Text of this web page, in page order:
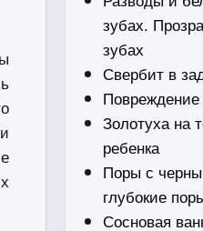
зубах.
зубах
Свербит в
Золотуха на
ребенка
Поры с
глубокие
Сосновая